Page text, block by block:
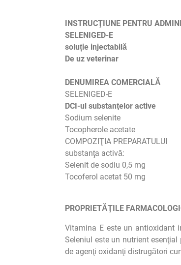
INSTRUCŢIUNE PENTRU
SELENIGED-E
soluție injectabilă
De uz veterinar
DENUMIREA COMERCIALĂ
SELENIGED-E
DCI-ul substanţelor active
Sodium selenite
Tocopherole acetate
COMPOZIŢIA PREPARATULUI
substanţa activă:
Selenit de sodiu 0,5 mg
Tocoferol acetat 50 mg
PROPRIETĂŢILE
Vitamina E este un antioxidant
Seleniul este un nutrient
de agenţi oxidanţi distrugători